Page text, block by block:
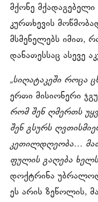
მქონე მქადაგებელი
კურთხევის
მსმენელებს იმით,
დანათესსაც ასევე
„სიღატაკეში როცა
ერთი მისიონერი
რომ შენ ღმერთს
შენ გსურს
კეთილდღეობა…
ფულის გაღება ხელს
დოქტრინა
ეს არის ზეწოლის,